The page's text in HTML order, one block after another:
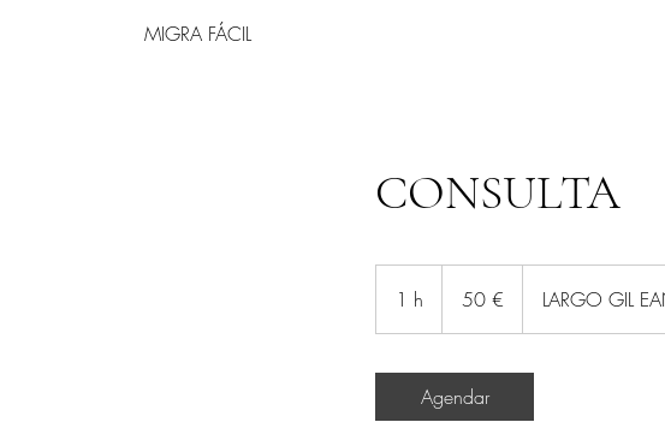
MIGRA FÁCIL
CONSULTA
1 h 50 € LARGO GIL
Agendar